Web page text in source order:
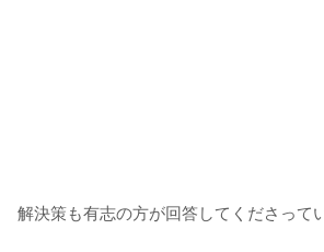
解決策も有志の方が回答してくださって